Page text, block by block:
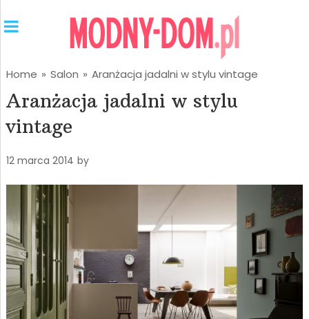
Home » Salon » Aranżacja jadalni w stylu vintage
Aranżacja jadalni w stylu
vintage
12 marca 2014 by